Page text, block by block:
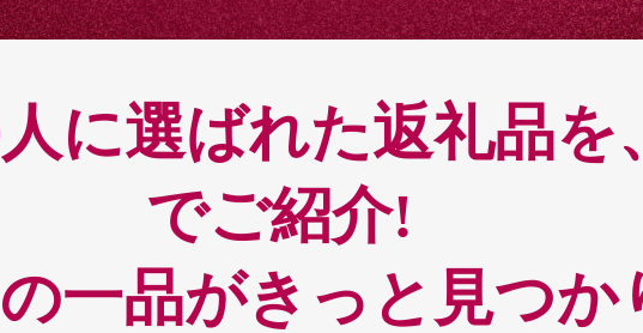
に選ばれた返礼品
でご紹介!
一品がきっと見つか